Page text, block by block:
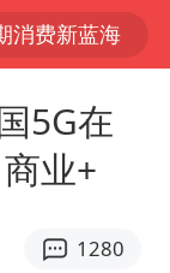
消费新蓝海
崖1死1伤
5G在
业+
1280